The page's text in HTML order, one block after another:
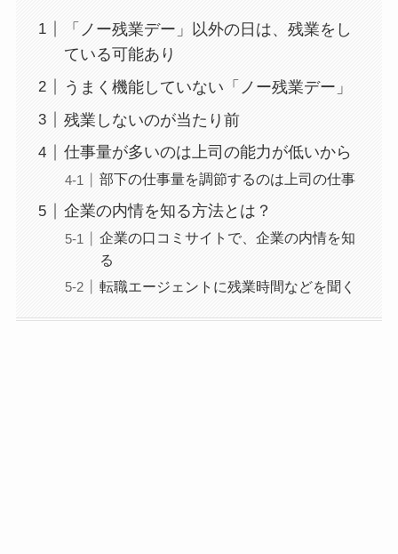
「ノー残業デー」以外の日は、残業をし
ている可能あり
うまく機能していない「ノー残業デー」
残業しないのが当たり前
仕事量が多いのは上司の能力が低いから
部下の仕事量を調節するのは上司の仕事
企業の内情を知る方法とは？
企業の口コミサイトで、企業の内情を知
る
転職エージェントに残業時間などを聞く